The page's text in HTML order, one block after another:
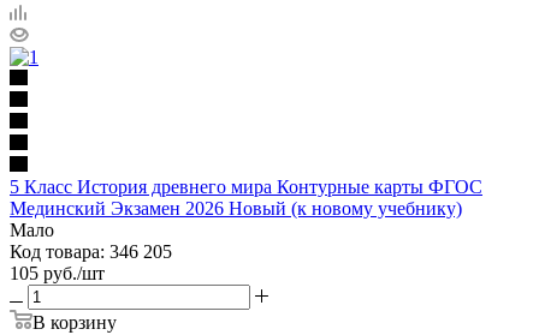
5 Класс История древнего мира Контурные карты ФГОС
Мединский Экзамен 2026 Новый (к новому учебнику)
Мало
Код товара: 346 205
105 руб./шт
В корзину